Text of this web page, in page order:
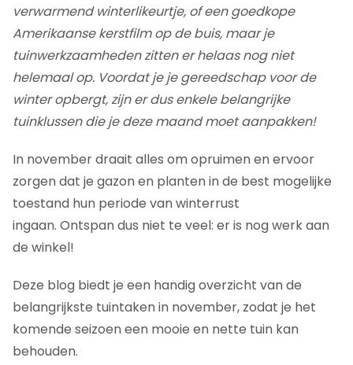
verwarmend winterlikeurtje, of een goedkope
Amerikaanse kerstfilm op de buis, maar je
tuinwerkzaamheden zitten er helaas nog niet
helemaal op. Voordat je je gereedschap voor de
winter opbergt, zijn er dus enkele belangrijke
tuinklussen die je deze maand moet aanpakken!
In november draait alles om opruimen en ervoor
zorgen dat je gazon en planten in de best mogelijke
toestand hun periode van winterrust
ingaan. Ontspan dus niet te veel: er is nog werk aan
de winkel!
Deze blog biedt je een handig overzicht van de
belangrijkste tuintaken in november, zodat je het
komende seizoen een mooie en nette tuin kan
behouden.